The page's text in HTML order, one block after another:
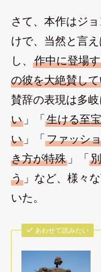
さて、本作はジ
けで、当然と言
し、 作中に登場
の彼を大絶賛し
賛辞の表現は多岐
い」「 生ける至宝
い」「 ファッシ
き方が特殊」「
う」など、様々
いた。
あわせて読みたい